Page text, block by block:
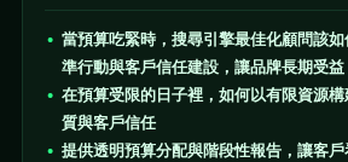
當預算吃緊時，搜尋引擎最佳化顧問該
準行動與客戶信任建設，讓品牌長期受益
在預算受限的日子裡，如何以有限資源
質與客戶信任
提供透明預算分配與階段性報告，讓客